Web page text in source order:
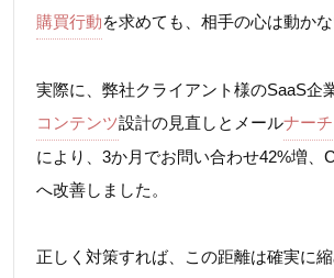
購買行動を求めても、相手の心は動かな
実際に、弊社クライアント様のSaaS企
コンテンツ設計の見直しとメールナー
により、3か月でお問い合わせ42%増
へ改善しました。
正しく対策すれば、この距離は確実に